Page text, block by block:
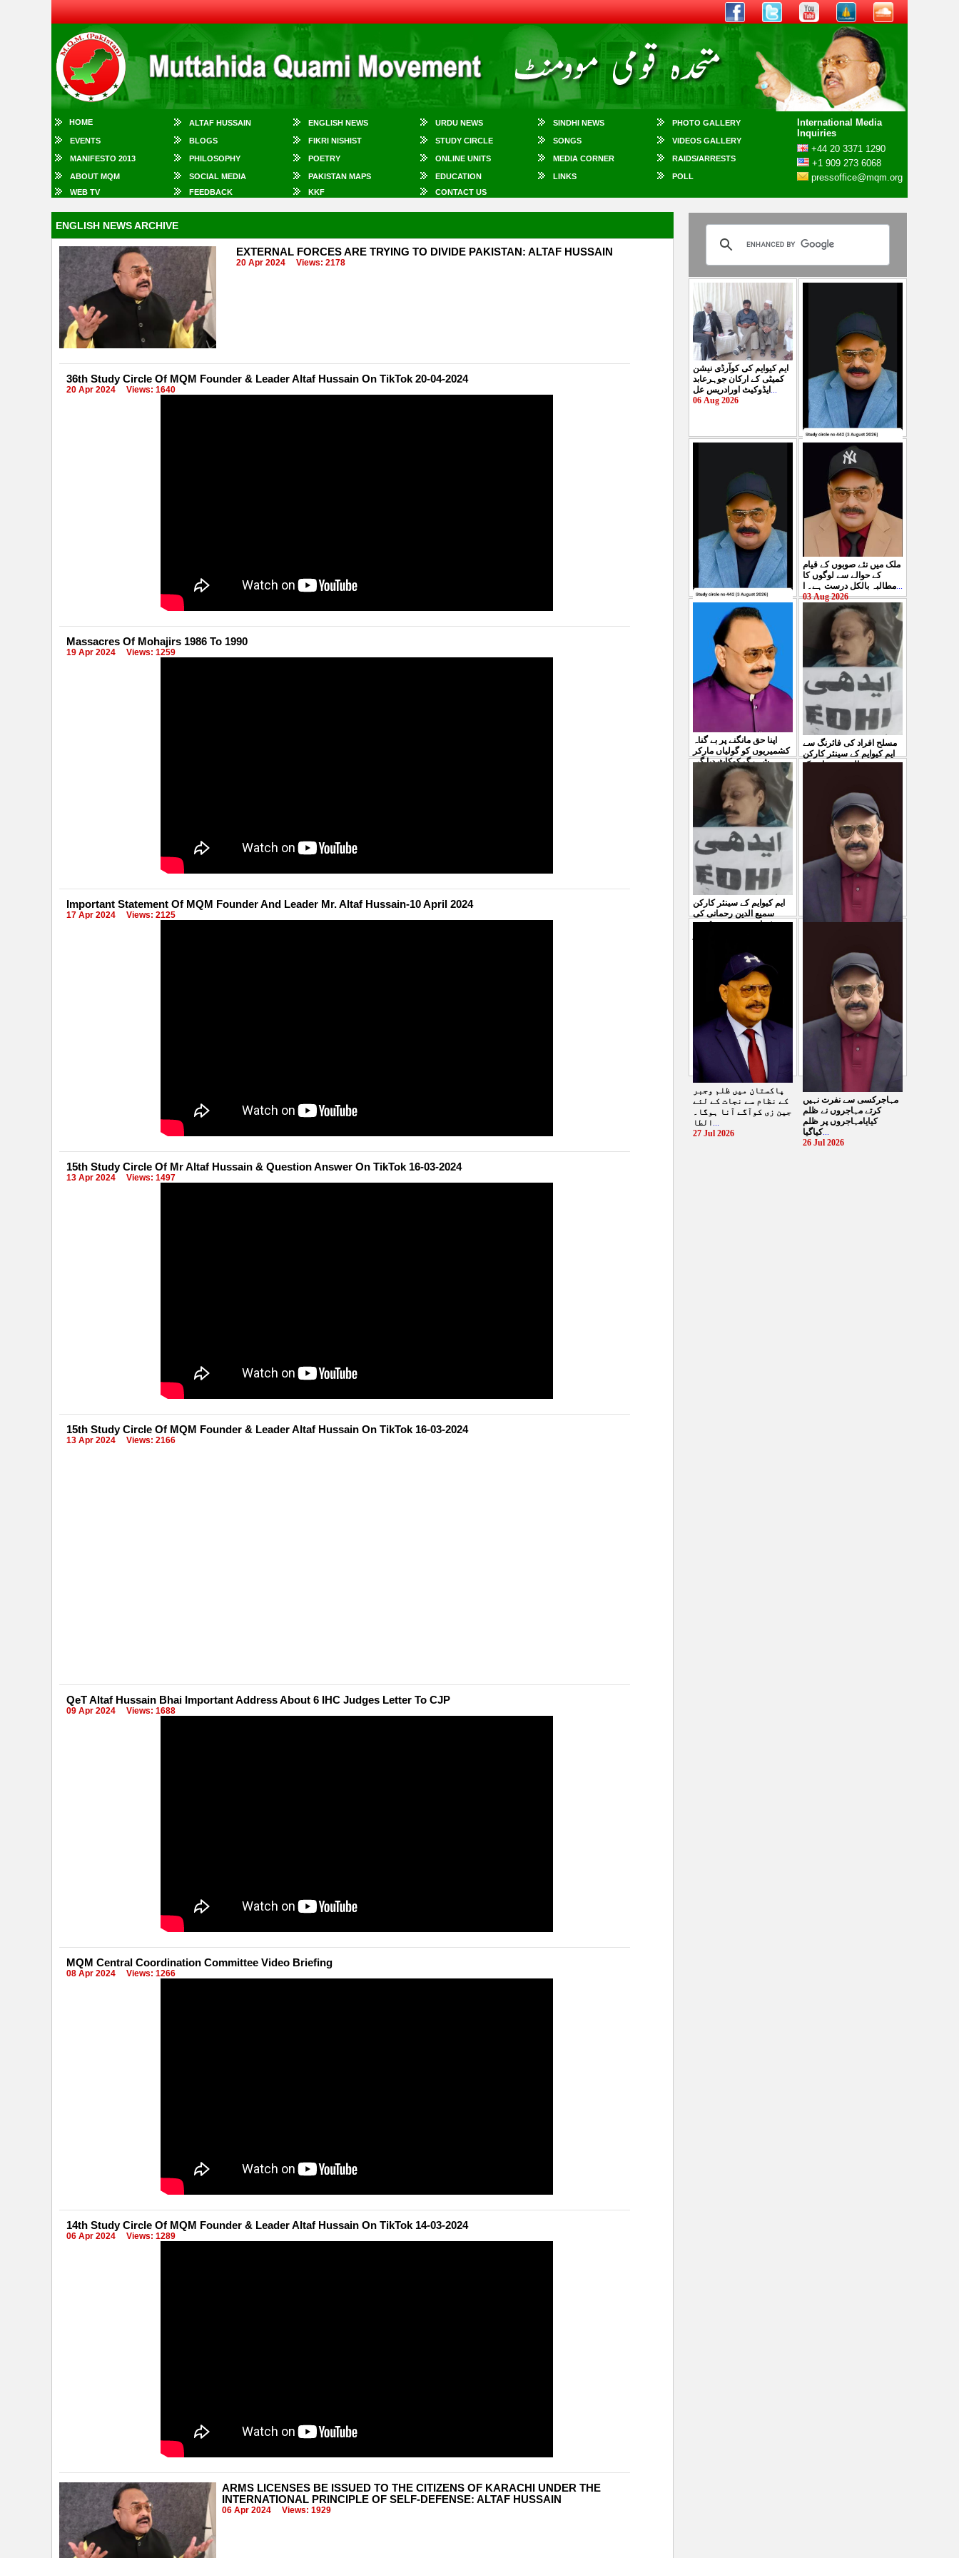
HOME ALTAF HUSSAIN ENGLISH NEWS URDU NEWS SINDHI NEWS PHOTO GALLERY
International Media
Inquiries
+44 20 3371 1290
+1 909 273 6068
pressoffice@mqm.org
EVENTS BLOGS FIKRI NISHIST STUDY CIRCLE SONGS VIDEOS GALLERY
MANIFESTO 2013 PHILOSOPHY POETRY ONLINE UNITS MEDIA CORNER RAIDS/ARRESTS
ABOUT MQM SOCIAL MEDIA PAKISTAN MAPS EDUCATION LINKS
POLL
WEB TV
FEEDBACK KKF CONTACT US
ENGLISH NEWS ARCHIVE
EXTERNAL FORCES ARE TRYING TO DIVIDE PAKISTAN: ALTAF HUSSAIN
20 Apr 2024 Views: 2178
36th Study Circle Of MQM Founder & Leader Altaf Hussain On TikTok 20-04-2024
20 Apr 2024 Views: 1640
Massacres Of Mohajirs 1986 To 1990
19 Apr 2024 Views: 1259
Important Statement Of MQM Founder And Leader Mr. Altaf Hussain-10 April 2024
17 Apr 2024 Views: 2125
15th Study Circle Of Mr Altaf Hussain & Question Answer On TikTok 16-03-2024
13 Apr 2024 Views: 1497
15th Study Circle Of MQM Founder & Leader Altaf Hussain On TikTok 16-03-2024
13 Apr 2024 Views: 2166
QeT Altaf Hussain Bhai Important Address About 6 IHC Judges Letter To CJP
09 Apr 2024 Views: 1688
MQM Central Coordination Committee Video Briefing
08 Apr 2024 Views: 1266
14th Study Circle Of MQM Founder & Leader Altaf Hussain On TikTok 14-03-2024
06 Apr 2024 Views: 1289
ARMS LICENSES BE ISSUED TO THE CITIZENS OF KARACHI UNDER THE
INTERNATIONAL PRINCIPLE OF SELF-DEFENSE: ALTAF HUSSAIN
06 Apr 2024 Views: 1929
ایم کیوایم کی کوآرڈی نیشن
کمیٹی کے ارکان جوہرعابد
ایڈوکیٹ اورادریس عل...
06 Aug 2026
حکومت پاکستان کی جانب
سے آزادکشمیرالیکشن کی
صحیح رپورٹنگ کرنے والے
05 Aug 2026
کشمیرکا کونہ کونہ لہو
لہو ہے لیکن حکومت کواس
کی کوئی پرواہ نہیں ہے
04 Aug 2026
ملک میں نئے صوبوں کے قیام
کے حوالے سے لوگوں کا
مطالبہ بالکل درست ہے۔ ا...
03 Aug 2026
اپنا حق مانگنے پر بے گناہ
کشمیریوں کو گولیاں مارکر
شہ رگ کوکاٹ دیا گی...
31 Jul 2026
مسلح افراد کی فائرنگ سے
ایم کیوایم کے سینئر کارکن
سمیع الدین رحمانی ک...
ایم کیوایم کے سینئر کارکن
سمیع الدین رحمانی کی
شہادت پر متحدہ قومی
سے ہولی کھیلنابند کی جائے،
الطاف حسین...
29 Jul 2026
پاکستان میں ظلم وجبر
کے نظام سے نجات کے لئے
جین زی کوآگے آنا ہوگا۔
الطا ...
27 Jul 2026
مہاجرکسی سے نفرت نہیں
کرتے مہاجروں نے ظلم
کیایامہاجروں پر ظلم
کیاگیا...
26 Jul 2026